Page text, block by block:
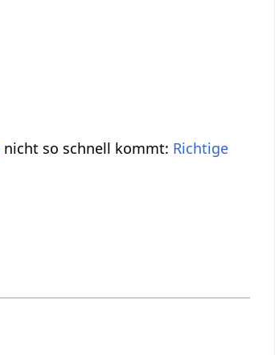
nicht so schnell kommt: Richtige